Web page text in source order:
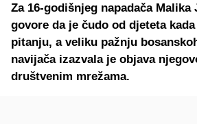
Za 16-godišnjeg napadača Malika
govore da je čudo od djeteta
pitanju, a veliku pažnju
navijača izazvala je objava
društvenim mrežama.